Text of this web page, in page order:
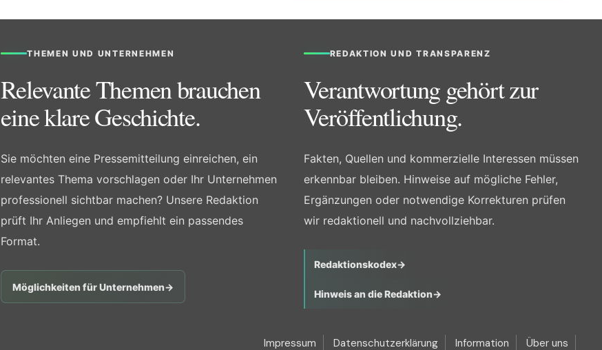
THEMEN UND UNTERNEHMEN
Relevante Themen brauchen
eine klare Geschichte.
Sie möchten eine Pressemitteilung einreichen, ein
relevantes Thema vorschlagen oder Ihr Unternehmen
professionell sichtbar machen? Unsere Redaktion
prüft Ihr Anliegen und empfiehlt ein passendes
Format.
Möglichkeiten für Unternehmen→
REDAKTION UND TRANSPARENZ
Verantwortung gehört zur
Veröffentlichung.
Fakten, Quellen und kommerzielle Interessen müssen
erkennbar bleiben. Hinweise auf mögliche Fehler,
Ergänzungen oder notwendige Korrekturen prüfen
wir redaktionell und nachvollziehbar.
Redaktionskodex→
Hinweis an die Redaktion→
Impressum Datenschutzerklärung Information Über uns